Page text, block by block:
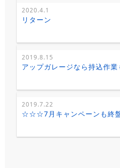
2020.4.1
リターン
2019.8.15
アップガレージなら持込作業
2019.7.22
☆☆☆7月キャンペーンも